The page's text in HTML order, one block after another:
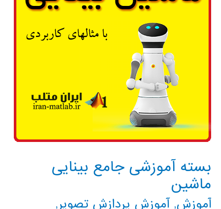
بسته آموزشی جامع بینایی
ماشین
آموزش,آموزش پردازش تصویر,